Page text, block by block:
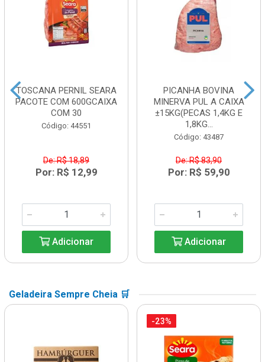
TOSCANA PERNIL SEARA
PACOTE COM 600GCAIXA
COM 30
Código: 44551
De: R$ 18,89
Por: R$ 12,99
Adicionar
PICANHA BOVINA
MINERVA PUL A CAIXA
±15KG(PECAS 1,4KG E
1,8KG...
Código: 43487
De: R$ 83,90
Por: R$ 59,90
Adicionar
Geladeira Sempre Cheia 🛒
-23%